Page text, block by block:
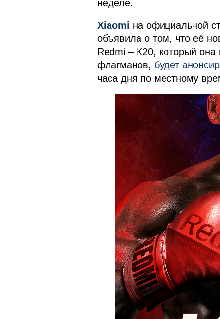
неделе.
Xiaomi на официальной
объявила о том, что её
Redmi – К20, который она
флагманов, будет
часа дня по местному